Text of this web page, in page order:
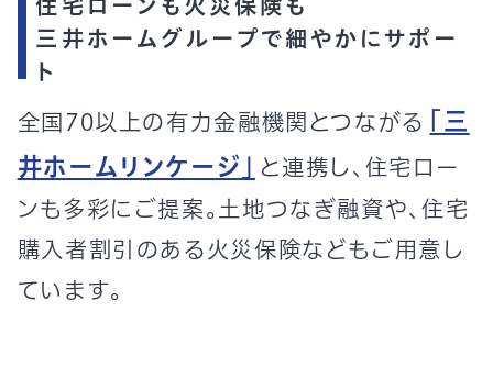
三井ホームグループで細やかにサポー
ト
全国70以上の有力金融機関とつながる 「三
井ホームリンケージ」 と連携し、住宅ロー
ンも多彩にご提案。土地つなぎ融資や、住宅
購入者割引のある火災保険などもご用意し
ています。